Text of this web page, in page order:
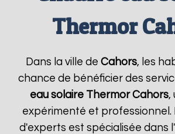
Thermor
Dans la ville de Cahors, les
chance de bénéficier des
eau solaire Thermor Cahors,
expérimenté et professionnel.
d'experts est spécialisée dans